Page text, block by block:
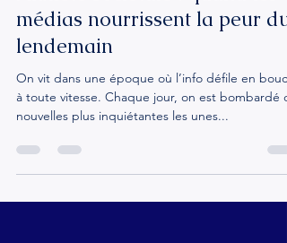
Anxiété sociétale : quand les
médias nourrissent la peur du
lendemain
On vit dans une époque où l’info défile en
nouvelles plus inquiétantes les unes...